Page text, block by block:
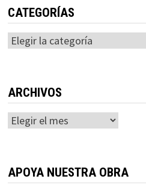
CATEGORÍAS
Categorías
ARCHIVOS
Archivos
APOYA NUESTRA OBRA